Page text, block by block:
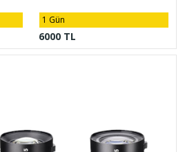
1 Gün
6000 TL